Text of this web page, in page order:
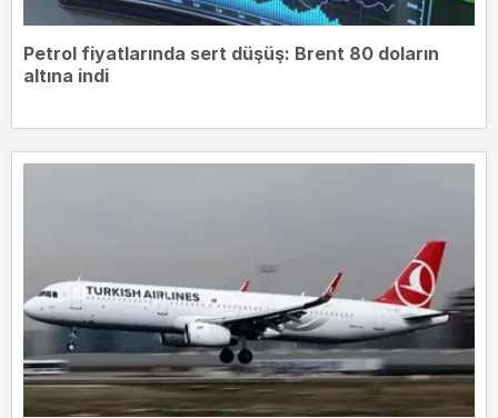
Petrol fiyatlarında sert düşüş: Brent 80 doların
altına indi